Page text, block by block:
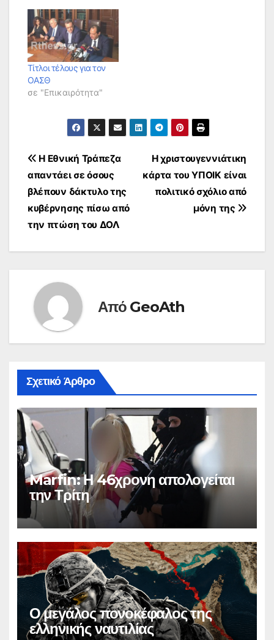
Τίτλοι τέλους για τον
ΟΑΣΘ
σε "Επικαιρότητα"
Πλοήγηση
άρθρων
Η χριστουγεννιάτικη
κάρτα του ΥΠΟΙΚ είναι
πολιτικό σχόλιο από
μόνη της
Η Εθνική Τράπεζα
απαντάει σε όσους
βλέπουν δάκτυλο της
κυβέρνησης πίσω από
την πτώση του ΔΟΛ
Από GeoAth
Σχετικό Άρθρο
Marfin: Η 46χρονη απολογείται
την Τρίτη
Ο μεγάλος πονοκέφαλος της
ελληνικής ναυτιλίας